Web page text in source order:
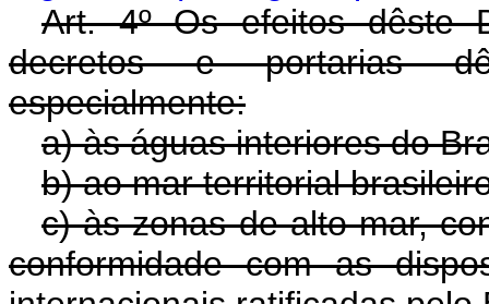
Art. 4º Os efeitos dêste
decretos e portarias
especialmente:
a) às águas interiores do
b) ao mar territorial
c) às zonas de alto mar,
conformidade com as